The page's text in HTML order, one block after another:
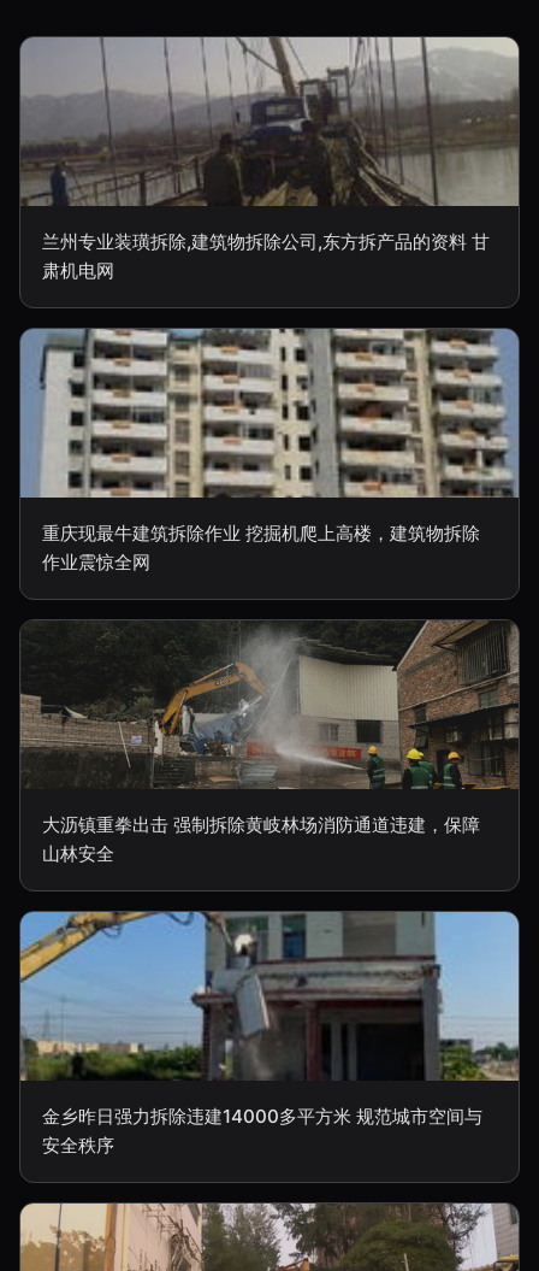
兰州专业装璜拆除,建筑物拆除公司,东方拆产品的资料 甘
肃机电网
重庆现最牛建筑拆除作业 挖掘机爬上高楼，建筑物拆除
作业震惊全网
大沥镇重拳出击 强制拆除黄岐林场消防通道违建，保障
山林安全
金乡昨日强力拆除违建14000多平方米 规范城市空间与
安全秩序